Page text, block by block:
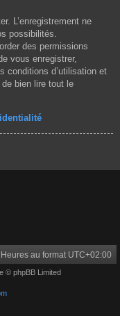
L’enregistrement ne
possibilités.
des permissions
vous enregistrer,
conditions d’utilisation et
bien lire tout le
Heures au format UTC+02:00
© phpBB Limited